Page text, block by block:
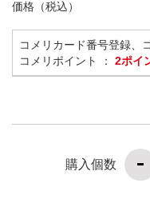
価格（税込）
コメリカード番号登録、
コメリポイント ： 2ポイ
購入個数